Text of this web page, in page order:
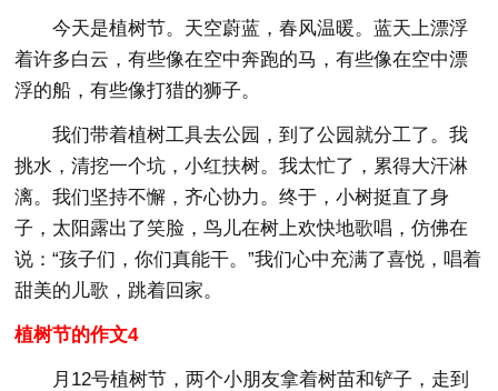
今天是植树节。天空蔚蓝，春风温暖。蓝天上漂浮
着许多白云，有些像在空中奔跑的马，有些像在空中漂
浮的船，有些像打猎的狮子。
我们带着植树工具去公园，到了公园就分工了。我
挑水，清挖一个坑，小红扶树。我太忙了，累得大汗淋
漓。我们坚持不懈，齐心协力。终于，小树挺直了身
子，太阳露出了笑脸，鸟儿在树上欢快地歌唱，仿佛在
说：“孩子们，你们真能干。”我们心中充满了喜悦，唱着
甜美的儿歌，跳着回家。
植树节的作文4
月12号植树节，两个小朋友拿着树苗和铲子，走到